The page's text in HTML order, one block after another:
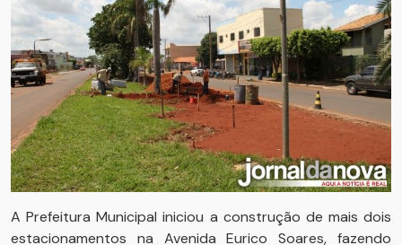
A Prefeitura Municipal iniciou a construção de mais dois
estacionamentos na Avenida Eurico Soares, fazendo